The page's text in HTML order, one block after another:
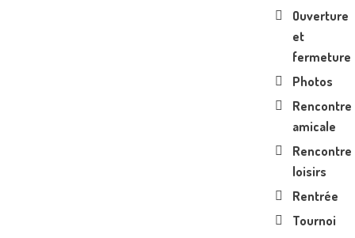
Ouverture
et
fermeture
Photos
Rencontre
amicale
Rencontre
loisirs
Rentrée
Tournoi